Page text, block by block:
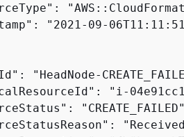
"2021-09-
"HeadNode-
"i-